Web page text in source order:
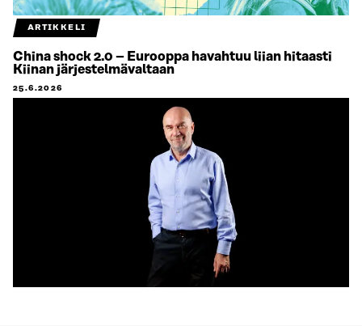
ARTIKKELI
China shock 2.0 – Eurooppa havahtuu liian hitaasti
Kiinan järjestelmävaltaan
25.6.2026